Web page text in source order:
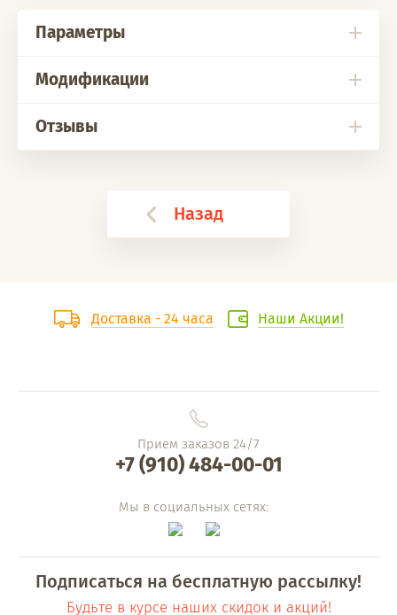
Параметры
Модификации
Отзывы
Назад
Доставка - 24 часа Наши Акции!
Прием заказов 24/7
+7 (910) 484-00-01
Мы в социальных сетях:
Подписаться на бесплатную рассылку!
Будьте в курсе наших скидок и акций!